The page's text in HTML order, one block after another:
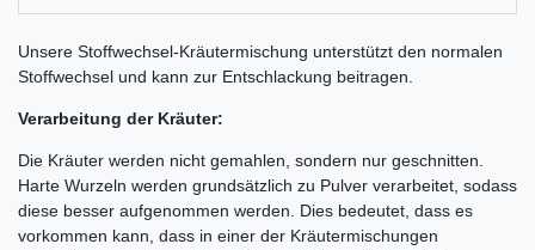
Unsere Stoffwechsel-Kräutermischung unterstützt den normalen
Stoffwechsel und kann zur Entschlackung beitragen.
Verarbeitung der Kräuter:
Die Kräuter werden nicht gemahlen, sondern nur geschnitten.
Harte Wurzeln werden grundsätzlich zu Pulver verarbeitet, sodass
diese besser aufgenommen werden. Dies bedeutet, dass es
vorkommen kann, dass in einer der Kräutermischungen